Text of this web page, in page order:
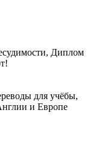
Диплом
для учёбы,
и Европе